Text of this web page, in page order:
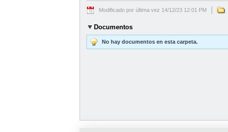
Modificado por última vez 14/12/23 12:01 PM
Documentos
No hay documentos en esta carpeta.